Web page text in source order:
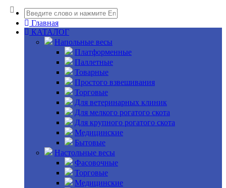
Главная
КАТАЛОГ
Напольные весы
Платформенные
Паллетные
Товарные
Простого взвешивания
Торговые
Для ветеринарных клиник
Для мелкого рогатого скота
Для крупного рогатого скота
Медицинские
Бытовые
Настольные весы
Фасовочные
Торговые
Медицинские